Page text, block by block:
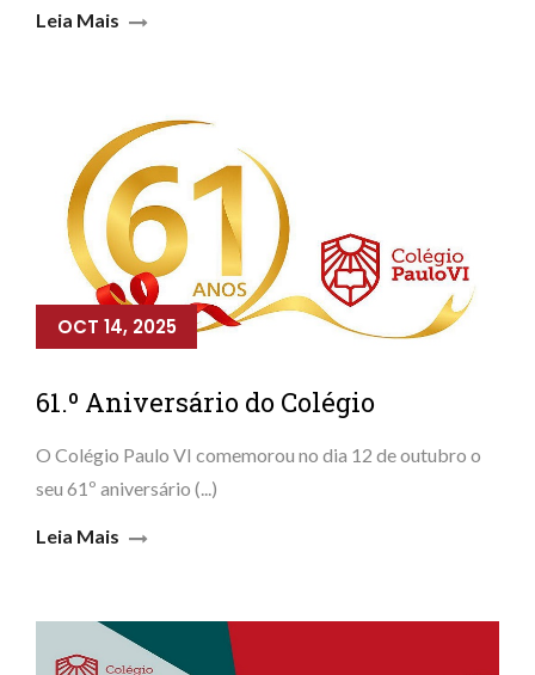
Leia Mais
OCT 14, 2025
61.º Aniversário do Colégio
O Colégio Paulo VI comemorou no dia 12 de outubro o
seu 61º aniversário (...)
Leia Mais